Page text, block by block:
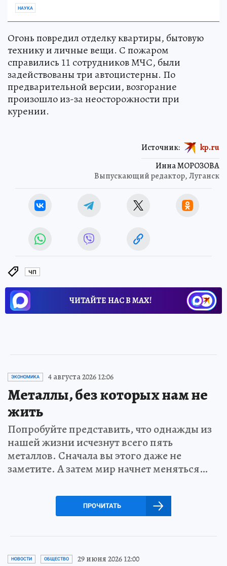
НАУКА
Огонь повредил отделку квартиры, бытовую
технику и личные вещи. С пожаром
справились 11 сотрудников МЧС, были
задействованы три автоцистерны. По
предварительной версии, возгорание
произошло из-за неосторожности при
курении.
Инна МОРОЗОВА
Выпускающий редактор, Луганск
Источник: kp.ru
ЧП
ЧИТАЙТЕ НАС В МАХ!
ЭКОНОМИКА 4 августа 2026 12:06
Металлы, без которых нам не
жить
Попробуйте представить, что однажды из
нашей жизни исчезнут всего пять
металлов. Сначала вы этого даже не
заметите. А затем мир начнет меняться…
ПРОЧИТАТЬ
НОВОСТИ ОБЩЕСТВО 29 июня 2026 12:00